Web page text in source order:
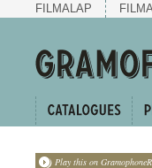
FILMALAP
Play this on